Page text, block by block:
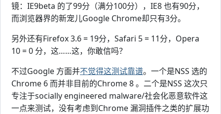
镜：IE9beta 的了99分（满分100分），IE8 也有90分，
而浏览器界的新宠儿Google Chrome却只有3分。
另外还有Firefox 3.6 = 19分，Safari 5 = 11分，Opera
10 = 0 分，这……这，你敢信吗？
不过Google 方面并不觉得这测试靠谱。一个是NSS 选的
Chrome 6 而并非目前的Chrome 8 。二个是NSS 这次只
专注于socially engineered malware/社会化恶意软件这
一点来测试，没有考虑到Chrome 漏洞插件之类的扩展功